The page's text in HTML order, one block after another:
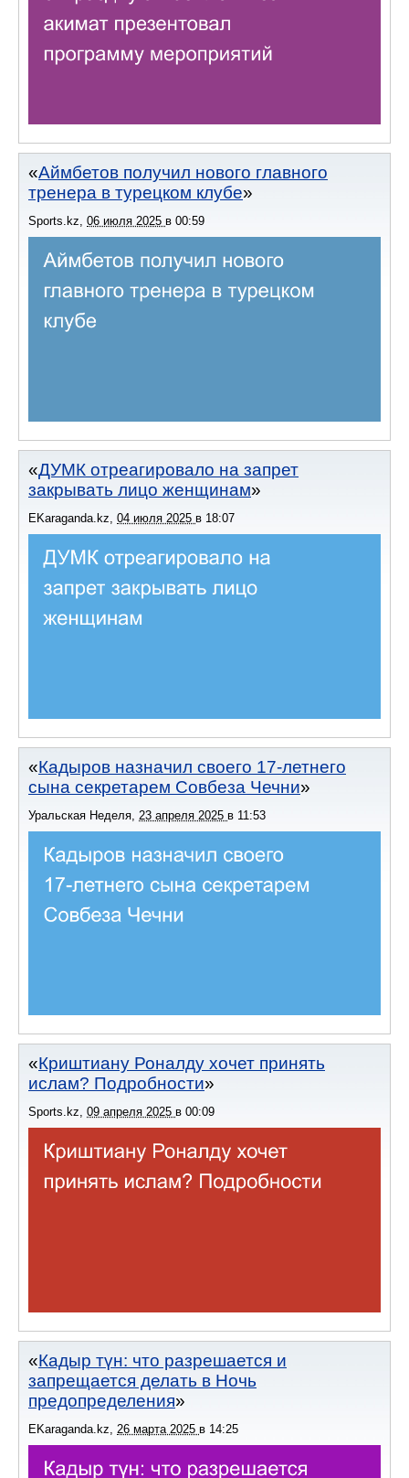
Аймбетов получил нового главного
тренера в турецком клубе
Sports.kz 06 июля 2025 в 00:59
ДУМК отреагировало на запрет
закрывать лицо женщинам
EKaraganda.kz 04 июля 2025 в 18:07
Кадыров назначил своего 17-летнего
сына секретарем Совбеза Чечни
Уральская Неделя 23 апреля 2025 в 11:53
Криштиану Роналду хочет принять
ислам? Подробности
Sports.kz, 09 апреля 2025 в 00:09
Кадыр түн: что разрешается и
запрещается делать в Ночь
предопределения
EKaraganda.kz, 26 марта 2025 в 14:25